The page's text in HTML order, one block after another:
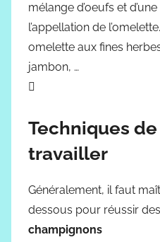
mélange d’oeufs et
l’appellation de
omelette aux fines
jambon, …

Techniques de
travailler
Généralement, il faut
dessous pour réussir des
champignons